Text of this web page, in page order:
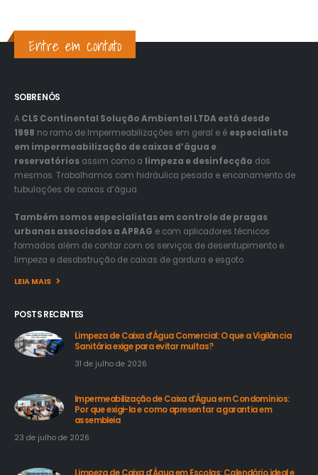
Entre em contato
SOBRE NÓS
ACLS Continental Solução Ambiental LTDA está desde
1998 no ramo de Impermeabilizações em geral e é especialista
em impermeabilização de caixas d’água e
reservatórios assim como a limpeza e desinfecção dos
mesmos. Trabalhamos com hidráulica pesada e encanamento de
tubulações de caixas d’água.
Também somos especialistas em controle de pragas
urbanas associados a APRAG e com aplicadores técnicos
formados além de contar com os serviços de desentupimento e
limpeza e desobstrução de caixas de gordura e esgoto
LEIA MAIS
POSTS RECENTES
Limpeza de Caixa d’Água Comercial: O que a Vigilância
Sanitária exige para evitar multas?
31 de julho de 2026
Impermeabilização de Caixa d’Água em Condomínios:
Por que exigi-la e como apresentar a garantia em
assembleia
23 de julho de 2026